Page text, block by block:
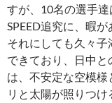
すが、10名の選手
SPEED追究に、暇が
それにしても久々
できており、日中
は、不安定な空模
リと太陽が照りつけ